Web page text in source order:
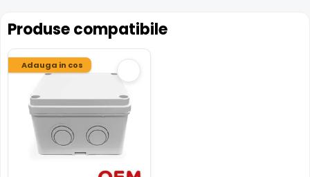
Produse compatibile
Adauga in cos